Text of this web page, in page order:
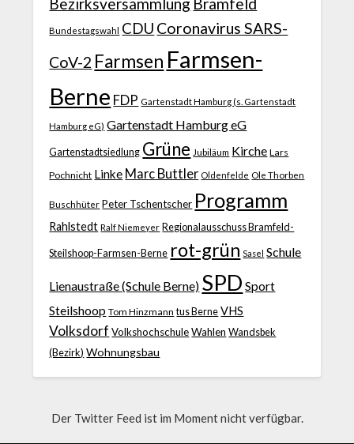
Bundestagswahl CDU Coronavirus SARS-
CoV-2 Farmsen Farmsen-
Berne FDP Gartenstadt Hamburg (s. Gartenstadt
Hamburg eG) Gartenstadt Hamburg eG
Gartenstadtsiedlung Grüne Jubiläum Kirche Lars
Pochnicht Linke Marc Buttler Oldenfelde Ole Thorben
Buschhüter Peter Tschentscher Programm
Rahlstedt Ralf Niemeyer Regionalausschuss Bramfeld-
Steilshoop-Farmsen-Berne rot-grün Sasel Schule
Lienaustraße (Schule Berne) SPD Sport
Steilshoop Tom Hinzmann tus Berne VHS
Volksdorf Volkshochschule Wahlen Wandsbek
(Bezirk) Wohnungsbau
Der Twitter Feed ist im Moment nicht verfügbar.